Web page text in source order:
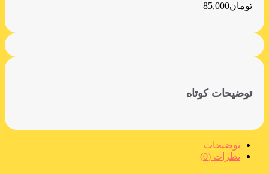
تومان85,000
توضیحات کوتاه
توضیحات
نظرات (0)